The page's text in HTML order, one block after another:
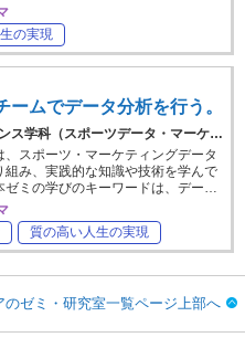
の実現
ムでデータ分析を行う。
ス学科（スポーツデータ・マーケ…
、スポーツ・マーケティングデータ
組み、実践的な知識や技術を学んで
ゼミの学びのキーワードは、デー…
質の高い人生の実現
のゼミ・研究室一覧ページ上部へ